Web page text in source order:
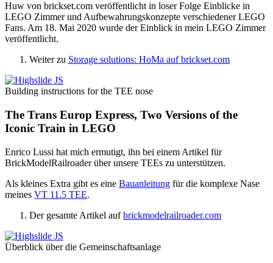
Huw von brickset.com veröffentlicht in loser Folge Einblicke in
LEGO Zimmer und Aufbewahrungskonzepte verschiedener LEGO
Fans. Am 18. Mai 2020 wurde der Einblick in mein LEGO Zimmer
veröffentlicht.
Weiter zu Storage solutions: HoMa auf brickset.com
Building instructions for the TEE nose
The Trans Europ Express, Two Versions of the
Iconic Train in LEGO
Enrico Lussi hat mich ermutigt, ihn bei einem Artikel für
BrickModelRailroader über unsere TEEs zu unterstützen.
Als kleines Extra gibt es eine Bauanleitung für die komplexe Nase
meines VT 11.5 TEE.
Der gesamte Artikel aufbrickmodelrailroader.com
Überblick über die Gemeinschaftsanlage